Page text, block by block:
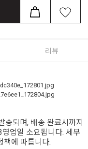
리뷰
송되며, 배송 완료시까지
업일 소요됩니다. 세부
책에 따릅니다.